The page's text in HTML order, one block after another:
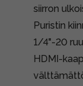
siirron
Puristin
1/4"-20
HDMI-